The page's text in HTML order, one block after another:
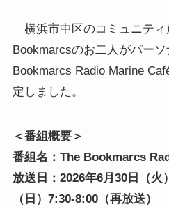
横浜市中区のコミュニティ
Bookmarcsのお二人がパー
Bookmarcs Radio Marine
定しました。
＜番組概要＞
番組名：The Bookmarcs
放送日：2026年6月30日（
（日）7:30-8:00（再放送）